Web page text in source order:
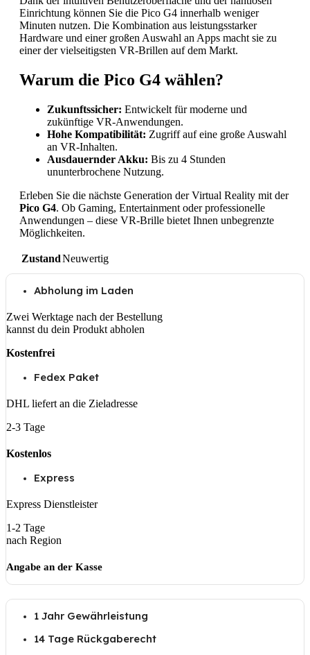
Einrichtung können Sie die Pico G4 innerhalb weniger
Minuten nutzen. Die Kombination aus leistungsstarker
Hardware und einer großen Auswahl an Apps macht sie zu
einer der vielseitigsten VR-Brillen auf dem Markt.
Warum die Pico G4 wählen?
Zukunftssicher: Entwickelt für moderne und
zukünftige VR-Anwendungen.
Hohe Kompatibilität: Zugriff auf eine große Auswahl
an VR-Inhalten.
Ausdauernder Akku: Bis zu 4 Stunden
ununterbrochene Nutzung.
Erleben Sie die nächste Generation der Virtual Reality mit der
Pico G4. Ob Gaming, Entertainment oder professionelle
Anwendungen – diese VR-Brille bietet Ihnen unbegrenzte
Möglichkeiten.
ZustandNeuwertig
Abholung im Laden
Zwei Werktage nach der Bestellung
kannst du dein Produkt abholen
Kostenfrei
Fedex Paket
DHL liefert an die Zieladresse
2-3 Tage
Kostenlos
Express
Express Dienstleister
1-2 Tage
nach Region
Angabe an der Kasse
1 Jahr Gewährleistung
14 Tage Rückgaberecht